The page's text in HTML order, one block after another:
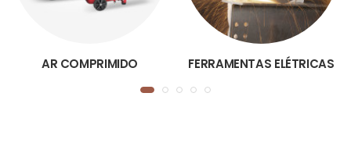
AR COMPRIMIDO FERRAMENTAS ELÉTRICAS